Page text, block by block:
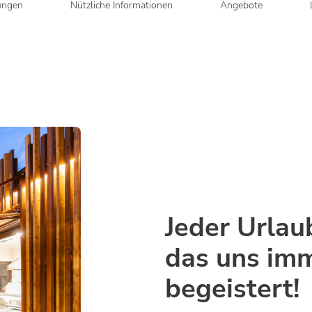
Nützliche Informationen Angebote
Jeder
das uns
begeistert!